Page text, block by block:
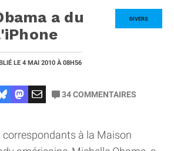
DIVERS
a du
LE 4 MAI 2010 À 08H56
34COMMENTAIRES
correspondants à la Maison